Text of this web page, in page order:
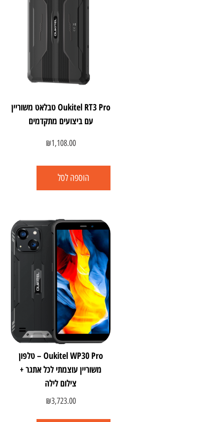
Oukitel RT3 Pro טבלאט משוריין
עם ביצועים מתקדמים
₪1,108.00
הוספה לסל
Oukitel WP30 Pro – טלפון
משוריין עוצמתי לכל אתגר +
צילום לילה
₪3,723.00